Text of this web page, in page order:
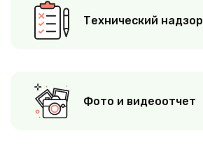
Технический надзор
Фото и видеоотчет